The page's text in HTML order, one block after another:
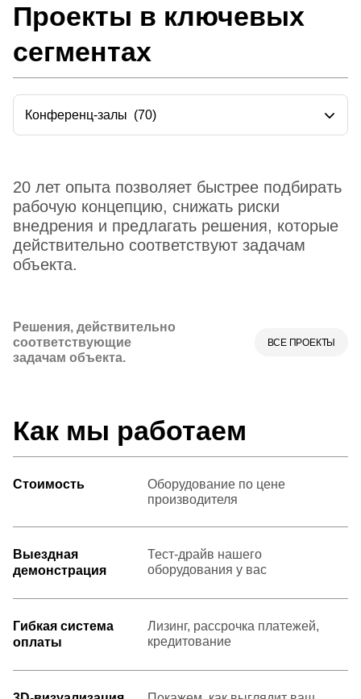
Проекты в ключевых
сегментах
20 лет опыта позволяет быстрее подбирать
рабочую концепцию, снижать риски
внедрения и предлагать решения, которые
действительно соответствуют задачам
объекта.
Решения, действительно
соответствующие
задачам объекта.
ВСЕ ПРОЕКТЫ
Как мы работаем
Стоимость
Оборудование по цене
производителя
Выездная
демонстрация
Тест-драйв нашего
оборудования у вас
Гибкая система
оплаты
Лизинг, рассрочка платежей,
кредитование